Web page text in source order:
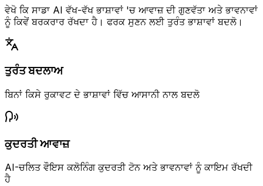
ਵੇਖੋ ਕਿ ਸਾਡਾ AI ਵੱਖ-ਵੱਖ ਭਾਸ਼ਾਵਾਂ 'ਚ ਆਵਾਜ਼ ਦੀ ਗੁਣਵੱਤਾ ਅਤੇ ਭਾਵਨਾਵਾਂ
ਨੂੰ ਕਿਵੇਂ ਬਰਕਰਾਰ ਰੱਖਦਾ ਹੈ। ਫਰਕ ਸੁਣਨ ਲਈ ਤੁਰੰਤ ਭਾਸ਼ਾਵਾਂ ਬਦਲੋ।
ਤੁਰੰਤ ਬਦਲਾਅ
ਬਿਨਾਂ ਕਿਸੇ ਰੁਕਾਵਟ ਦੇ ਭਾਸ਼ਾਵਾਂ ਵਿੱਚ ਆਸਾਨੀ ਨਾਲ ਬਦਲੋ
ਕੁਦਰਤੀ ਆਵਾਜ਼
AI-ਚਲਿਤ ਵੌਇਸ ਕਲੋਨਿੰਗ ਕੁਦਰਤੀ ਟੋਨ ਅਤੇ ਭਾਵਨਾਵਾਂ ਨੂੰ ਕਾਇਮ ਰੱਖਦੀ
ਹੈ